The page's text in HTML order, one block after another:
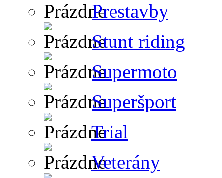
Prestavby
Stunt riding
Supermoto
Superšport
Trial
Veterány